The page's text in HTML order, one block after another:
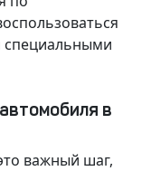
в
важный шаг,